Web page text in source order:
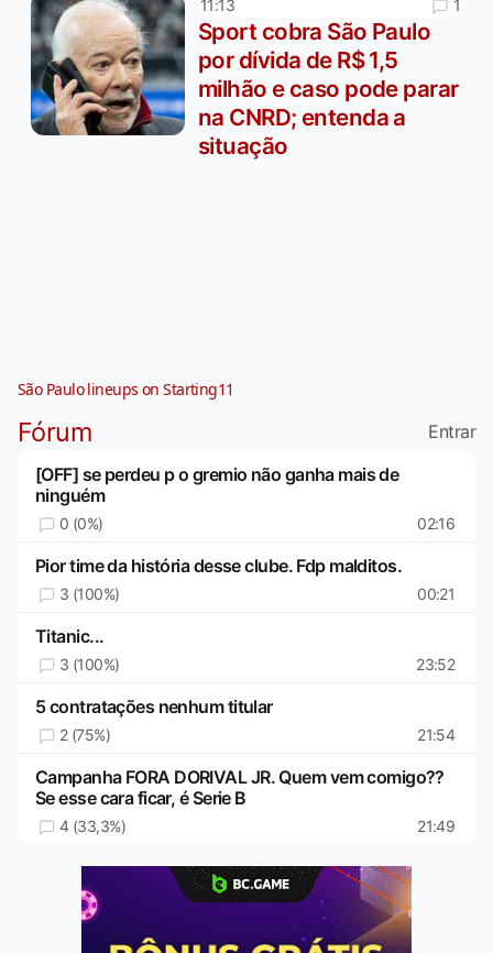
11:13 1
Sport cobra São Paulo
por dívida de R$ 1,5
milhão e caso pode parar
na CNRD; entenda a
situação
São Paulo lineups on Starting11
Fórum
Entrar
[OFF] se perdeu p o gremio não ganha mais de
ninguém
0 (0%) 02:16
Pior time da história desse clube. Fdp malditos.
3 (100%) 00:21
Titanic...
3 (100%) 23:52
5 contratações nenhum titular
2 (75%) 21:54
Campanha FORA DORIVAL JR. Quem vem comigo??
Se esse cara ficar, é Serie B
4 (33,3%) 21:49